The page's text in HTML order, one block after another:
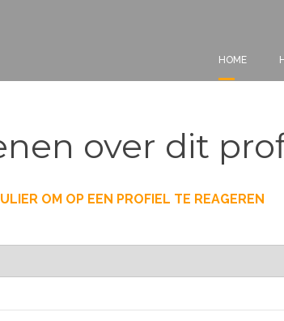
HOME
over dit
OM OP EEN PROFIEL TE REAGEREN